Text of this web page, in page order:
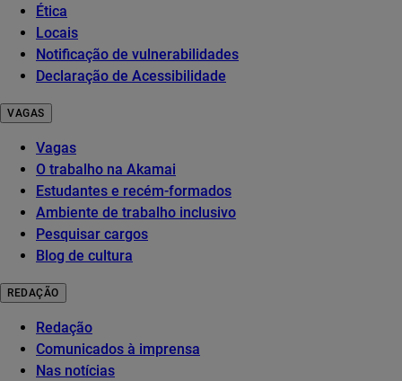
Ética
Locais
Notificação de vulnerabilidades
Declaração de Acessibilidade
VAGAS
Vagas
O trabalho na Akamai
Estudantes e recém-formados
Ambiente de trabalho inclusivo
Pesquisar cargos
Blog de cultura
REDAÇÃO
Redação
Comunicados à imprensa
Nas notícias